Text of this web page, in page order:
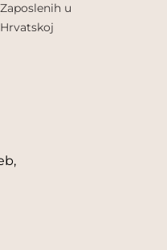
Zaposlenih u
Hrvatskoj